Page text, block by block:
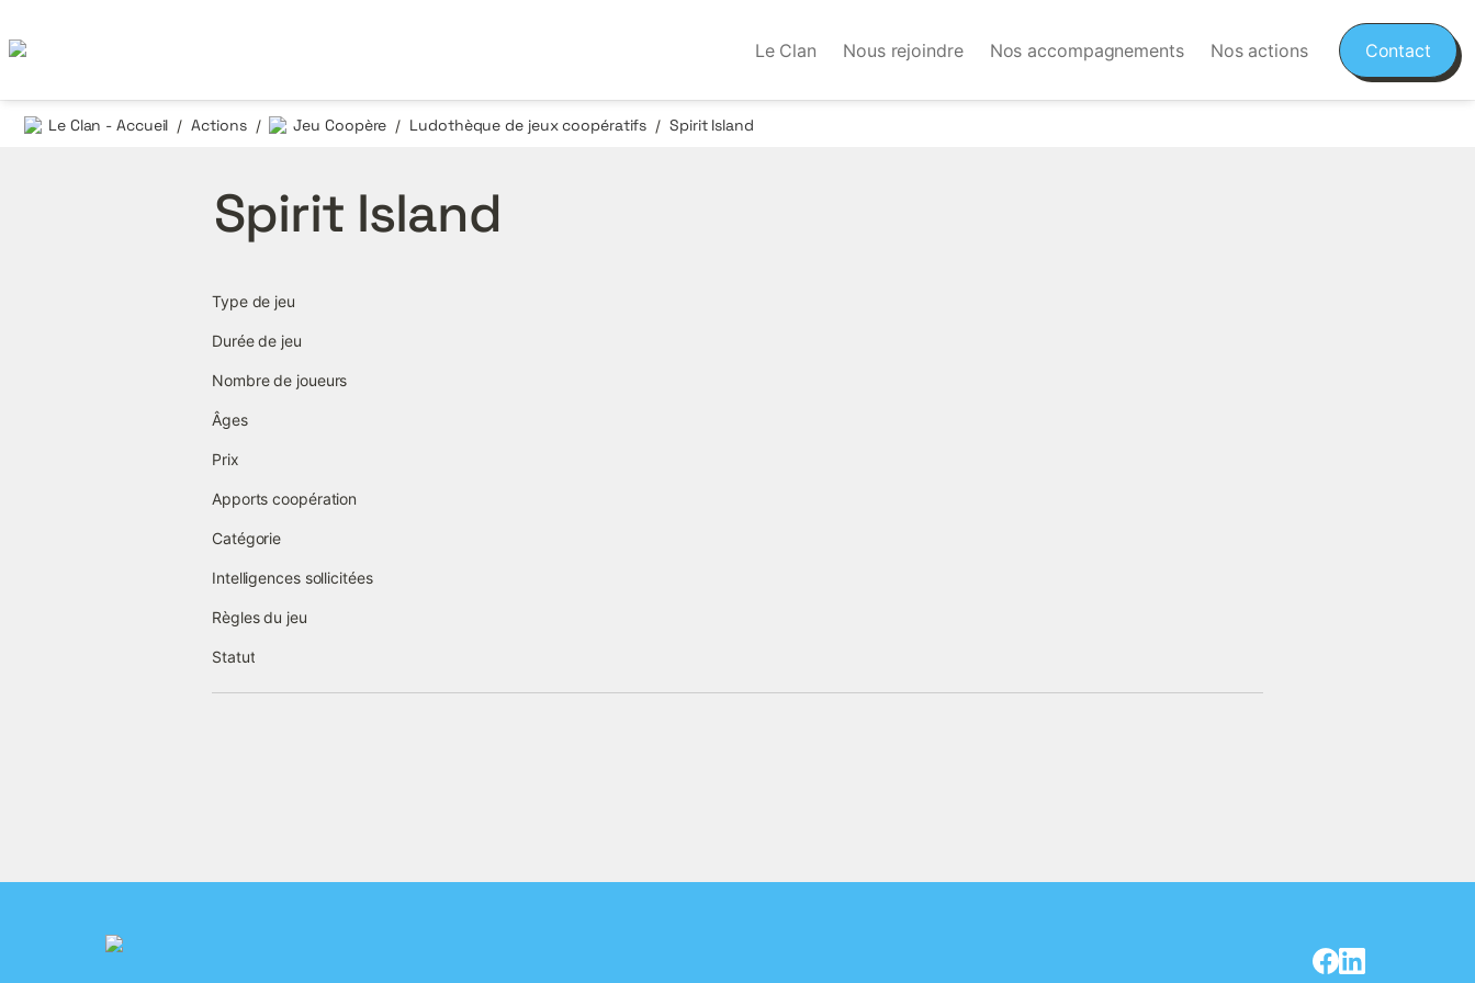
Le Clan Nous rejoindre Nos accompagnements Nos actions Contact
Le Clan - Accueil / Actions / Jeu Coopère / Ludothèque de jeux coopératifs / Spirit Island
Spirit Island
Type de jeu
Durée de jeu
Nombre de joueurs
Âges
Prix
Apports coopération
Catégorie
Intelligences sollicitées
Règles du jeu
Statut